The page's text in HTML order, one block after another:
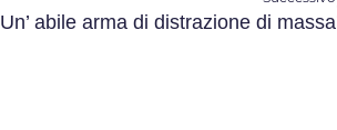
Un’ abile arma di distrazione di massa